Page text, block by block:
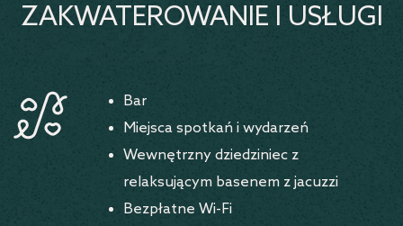
ZAKWATEROWANIE I USŁUGI
Bar
Miejsca spotkań i wydarzeń
Wewnętrzny dziedziniec z
relaksującym basenem z jacuzzi
Bezpłatne Wi-Fi